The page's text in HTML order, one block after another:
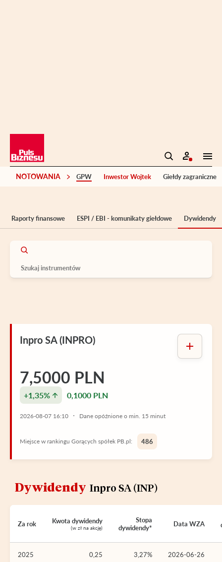
NOTOWANIA GPW Inwestor Wojtek Giełdy zagraniczne
Raporty finansowe ESPI / EBI - komunikaty giełdowe Dywidendy
Inpro SA (INPRO)
7,5000 PLN
+1,35% 0,1000 PLN
2026-08-07 16:10 Dane opóźnione o min. 15 minut
Miejsce w rankingu Gorących spółek PB.pl: 486
Dywidendy Inpro SA (INP)
Za rok Kwota dywidendy
(w zł na akcję)
Stopa
dywidendy*
Data WZA
2025 0,25 3,27% 2026-06-26